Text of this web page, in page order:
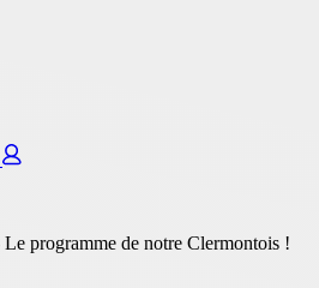
programme de notre Clermontois !